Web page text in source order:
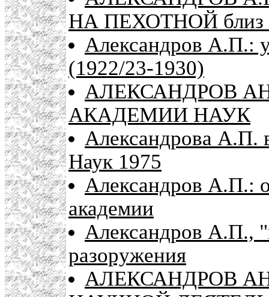
НА ПЕХОТНОЙ близ
Александров А.П.:
(1922/23-1930)
АЛЕКСАНДРОВ
АКАДЕМИИ НАУК
Александрова А.П.
Наук 1975
Александров А.П.:
академии
Александров А.П.,
разоружения
АЛЕКСАНДРОВ